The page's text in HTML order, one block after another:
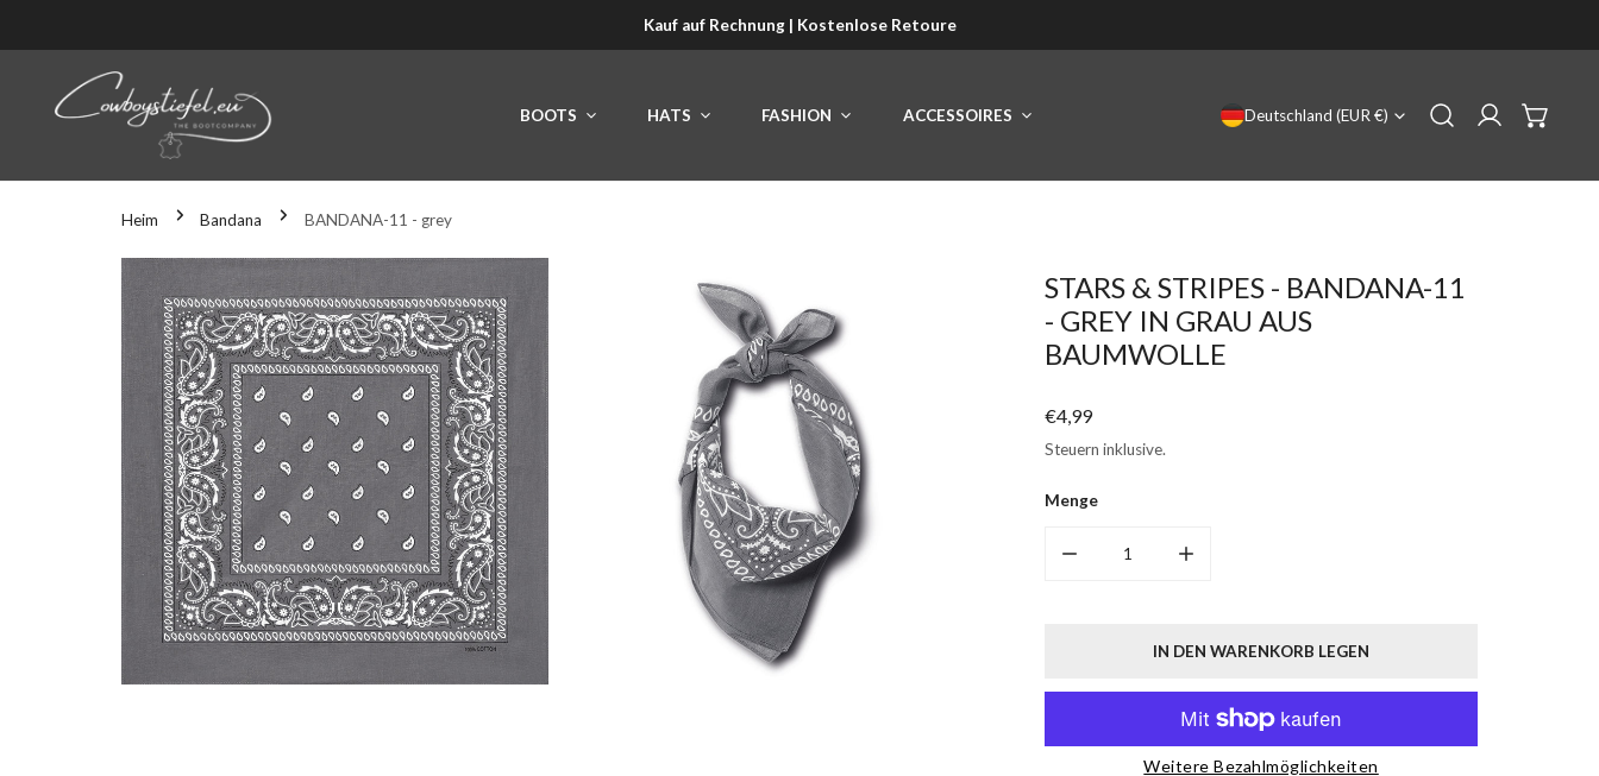
Kauf auf Rechnung | Kostenlose Retoure
BOOTS HATS FASHION ACCESSOIRES LAND/REGION
Deutschland (EUR €)
Einloggen
Heim Bandana BANDANA-11 - grey
DEN PRODUKTINFORMATIONEN SPRINGEN
STARS & STRIPES - BANDANA-11
- GREY IN GRAU AUS
BAUMWOLLE
Regulärer
Preis
€4,99
Steuern inklusive.
Menge
IN DEN WARENKORB LEGEN
Weitere Bezahlmöglichkeiten